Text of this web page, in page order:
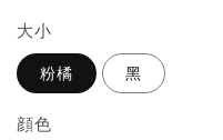
大小
粉橘 黑
顔色